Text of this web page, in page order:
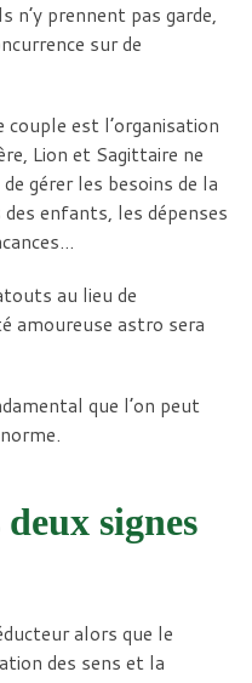
n’y prennent pas garde,
sur de
est l’organisation
Lion et Sagittaire ne
gérer les besoins de la
enfants, les dépenses
au lieu de
amoureuse astro sera
que l’on peut
signes
alors que le
des sens et la